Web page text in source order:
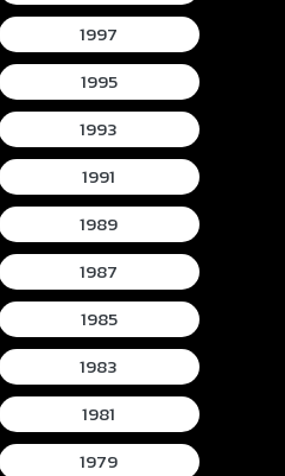
1997
1995
1993
1991
1989
1987
1985
1983
1981
1979